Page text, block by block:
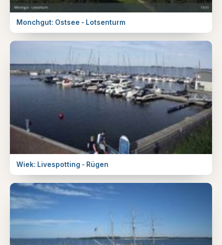
Monchgut: Ostsee - Lotsenturm
Wiek: Livespotting - Rügen